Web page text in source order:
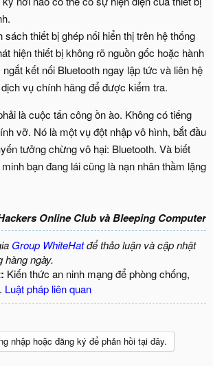
sách thiết bị ghép nối hiển thị trên hệ thống
hiện thiết bị không rõ nguồn gốc hoặc hành
kết nối Bluetooth ngay lập tức và liên hệ
vụ chính hãng để được kiểm tra.
là cuộc tấn công ồn ào. Không có tiếng
vỡ. Nó là một vụ đột nhập vô hình, bắt đầu
tưởng chừng vô hại: Bluetooth. Và biết
bạn đang lái cũng là nạn nhân thầm lặng
Online Club và Bleeping Computer
Group WhiteHatđể thảo luận và cập nhật
hàng ngày.
Kiến thức an ninh mạng để phòng chống,
Luật pháp liên quan
nhập hoặc đăng ký để phản hồi tại đây.